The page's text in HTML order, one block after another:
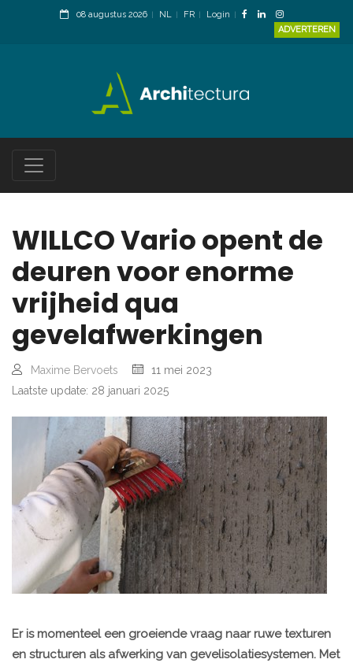
08 augustus 2026 NL FR
Login
ADVERTEREN
WILLCO Vario opent de
deuren voor enorme
vrijheid qua
gevelafwerkingen
Maxime Bervoets
11 mei 2023
Laatste update: 28 januari 2025
Er is momenteel een groeiende vraag naar ruwe texturen
en structuren als afwerking van gevelisolatiesystemen. Met